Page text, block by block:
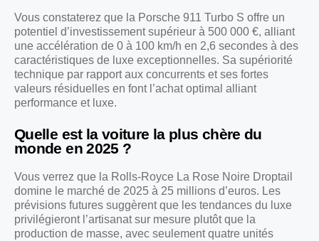
Vous constaterez que la Porsche 911 Turbo S offre un
potentiel d’investissement supérieur à 500 000 €, alliant
une accélération de 0 à 100 km/h en 2,6 secondes à des
caractéristiques de luxe exceptionnelles. Sa supériorité
technique par rapport aux concurrents et ses fortes
valeurs résiduelles en font l’achat optimal alliant
performance et luxe.
Quelle est la voiture la plus chère du
monde en 2025 ?
Vous verrez que la Rolls-Royce La Rose Noire Droptail
domine le marché de 2025 à 25 millions d’euros. Les
prévisions futures suggèrent que les tendances du luxe
privilégieront l’artisanat sur mesure plutôt que la
production de masse, avec seulement quatre unités